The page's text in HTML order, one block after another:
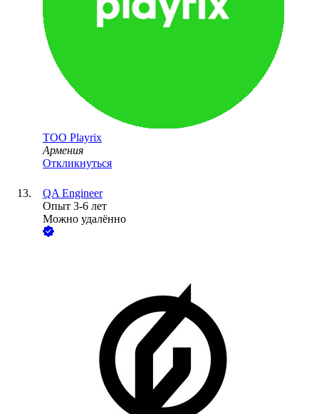
ТОО Playrix
Армения
Откликнуться
QA Engineer
Опыт 3-6 лет
Можно удалённо